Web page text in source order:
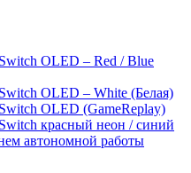
OLED – Red / Blue
OLED – White (Белая)
OLED (GameReplay)
красный неон / синий
автономной работы